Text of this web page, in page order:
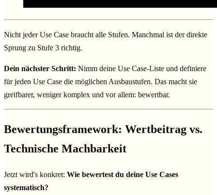
Nicht jeder Use Case braucht alle Stufen. Manchmal ist der direkte
Sprung zu Stufe 3 richtig.
Dein nächster Schritt: Nimm deine Use Case-Liste und definiere
für jeden Use Case die möglichen Ausbaustufen. Das macht sie
greifbarer, weniger komplex und vor allem: bewertbar.
Bewertungsframework: Wertbeitrag vs.
Technische Machbarkeit
Jetzt wird's konkret: Wie bewertest du deine Use Cases
systematisch?